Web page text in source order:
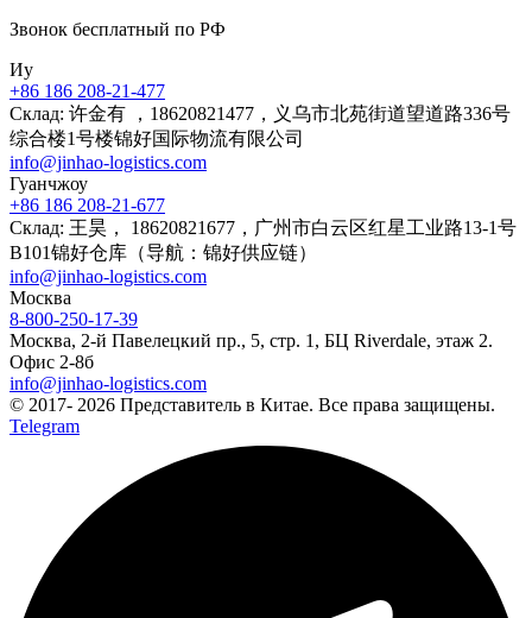
Звонок бесплатный по РФ
Иу
+86 186 208-21-477
Склад: 许金有 ，18620821477，义乌市北苑街道望道路336号
综合楼1号楼锦好国际物流有限公司
info@jinhao-logistics.com
Гуанчжоу
+86 186 208-21-677
Склад: 王昊， 18620821677，广州市白云区红星工业路13-1号
B101锦好仓库（导航：锦好供应链）
info@jinhao-logistics.com
Москва
8-800-250-17-39
Москва, 2-й Павелецкий пр., 5, стр. 1, БЦ Riverdale, этаж 2.
Офис 2-8б
info@jinhao-logistics.com
© 2017- 2026 Представитель в Китае. Все права защищены.
Telegram